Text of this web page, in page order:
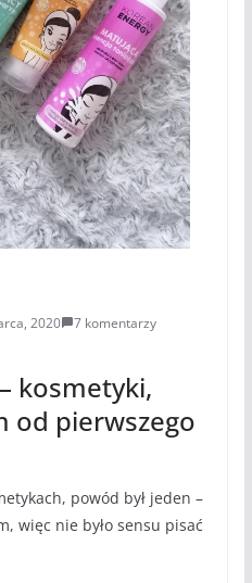
2020
7 komentarzy
kosmetyki,
od pierwszego
powód był jeden –
więc nie było sensu pisać